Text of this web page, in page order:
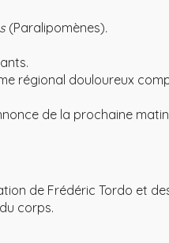
(Paralipomènes).
régional douloureux
de la prochaine
de Frédéric Tordo et
corps.